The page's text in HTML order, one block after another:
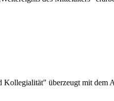
überzeugt mit dem